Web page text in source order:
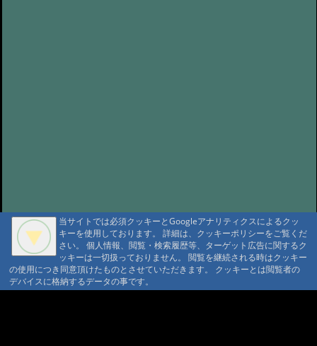
当サイトでは必須クッキーとGoogleアナリティクスによるクッ
キーを使用しております。 詳細は、クッキーポリシーをご覧くだ
さい。 個人情報、閲覧・検索履歴等、ターゲット広告に関するク
ッキーは一切扱っておりません。 閲覧を継続される時はクッキー
の使用につき同意頂けたものとさせていただきます。 クッキーとは閲覧者の
デバイスに格納するデータの事です。